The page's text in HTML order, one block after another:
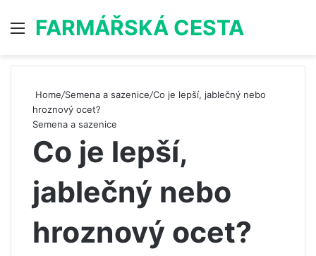
Menu
FARMÁŘSKÁ CESTA
Home/Semena a sazenice/Co je lepší, jablečný nebo
hroznový ocet?
Semena a sazenice
Co je lepší,
jablečný nebo
hroznový ocet?